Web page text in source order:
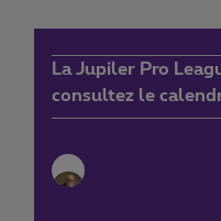
La Jupiler Pro
consultez le